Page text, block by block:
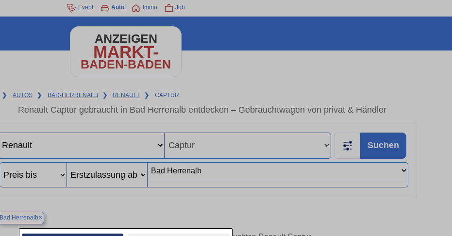
Event Auto Immo Job
ANZEIGEN
MARKT-
BADEN-BADEN
❯ AUTOS ❯ BAD-HERRENALB ❯ RENAULT ❯ CAPTUR
Renault Captur gebraucht in Bad Herrenalb entdecken – Gebrauchtwagen von privat & Händler
Suchen
Bad Herrenalb×